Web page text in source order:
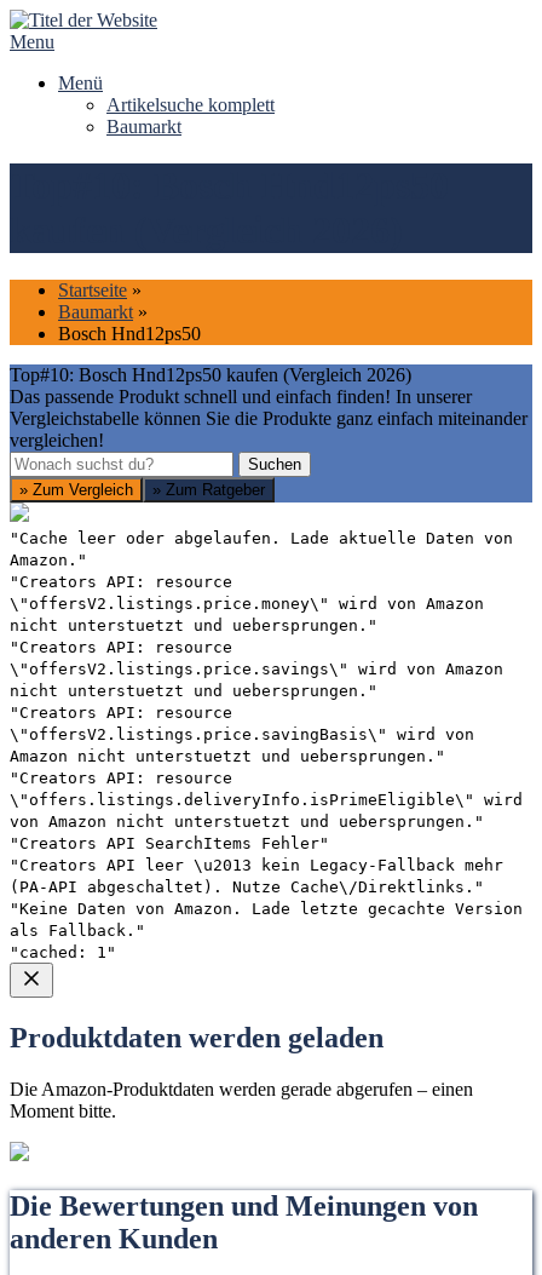
Skip
to
Menu
Menü
Artikelsuche komplett
Baumarkt
Startseite »
Baumarkt »
Bosch Hnd12ps50
Top#10: Bosch Hnd12ps50 kaufen (Vergleich 2026)
Das passende Produkt schnell und einfach finden! In unserer
Vergleichstabelle können Sie die Produkte ganz einfach miteinander
vergleichen!
Suchen
Suchen
» Zum Vergleich
» Zum Ratgeber
"Cache leer oder abgelaufen. Lade aktuelle Daten von
Amazon."
"Creators API: resource
\"offersV2.listings.price.money\" wird von Amazon
nicht unterstuetzt und uebersprungen."
"Creators API: resource
\"offersV2.listings.price.savings\" wird von Amazon
nicht unterstuetzt und uebersprungen."
"Creators API: resource
\"offersV2.listings.price.savingBasis\" wird von
Amazon nicht unterstuetzt und uebersprungen."
"Creators API: resource
\"offers.listings.deliveryInfo.isPrimeEligible\" wird
von Amazon nicht unterstuetzt und uebersprungen."
"Creators API SearchItems Fehler"
"Creators API leer \u2013 kein Legacy-Fallback mehr
(PA-API abgeschaltet). Nutze Cache\/Direktlinks."
"Keine Daten von Amazon. Lade letzte gecachte Version
als Fallback."
"cached: 1"
Produktdaten werden geladen
Die Amazon-Produktdaten werden gerade abgerufen – einen
Moment bitte.
Die Bewertungen und Meinungen von
anderen Kunden